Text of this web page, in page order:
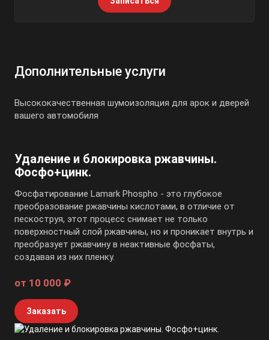
Дополнительные услуги
Высококачественная шумоизоляция для арок и дверей
вашего автомобиля
Удаление и блокировка ржавчины.
Фосфо+цинк.
Фосфатирование Lamark Phospho - это глубокое
преобразование ржавчины кислотами, в отличие от
пескоструя, этот процесс снимает не только
поверхностный слой ржавчины, но и проникает внутрь и
преобразует ржавчину в неактивные фосфаты,
создавая из них пленку.
от 10 000 ₽
Заказать